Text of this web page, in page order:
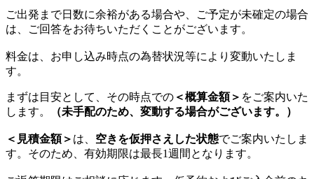
ご出発まで日数に余裕がある場合や、ご予定が未確定の場合
は、ご回答をお待ちいただくことがございます。
料金は、お申し込み時点の為替状況等により変動いたしま
す。
まずは目安として、その時点での ＜概算金額＞ をご案内いた
します。
（未手配のため、変動する場合がございます。）
＜見積金額＞ は、 空きを仮押さえした状態でご案内いたしま
す。そのため、有効期限は最長1週間となります。